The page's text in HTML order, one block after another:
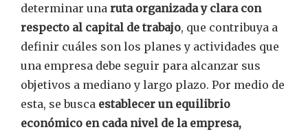
determinar una ruta organizada y clara con
respecto al capital de trabajo, que contribuya a
definir cuáles son los planes y actividades que
una empresa debe seguir para alcanzar sus
objetivos a mediano y largo plazo. Por medio de
esta, se busca establecer un equilibrio
económico en cada nivel de la empresa,